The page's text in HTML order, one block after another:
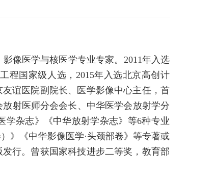
像医学与核医学专业专家。2011年入选
程国家级人选，2015年入选北京高创计
谊医院副院长、医学影像中心主任，首
射医师分会会长、中华医学会放射学分
学杂志》《中华放射学杂志》等6种专业
》《中华影像医学·头颈部卷》等专著或
发行。曾获国家科技进步二等奖，教育部